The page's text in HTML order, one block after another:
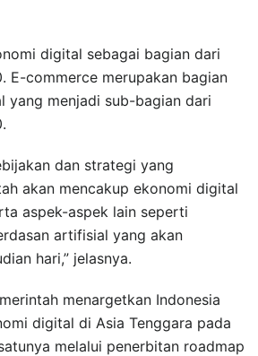
digital sebagai bagian dari
E-commerce merupakan bagian
yang menjadi sub-bagian dari
dan strategi yang
akan mencakup ekonomi digital
aspek-aspek lain seperti
artifisial yang akan
hari,” jelasnya.
menargetkan Indonesia
digital di Asia Tenggara pada
melalui penerbitan roadmap